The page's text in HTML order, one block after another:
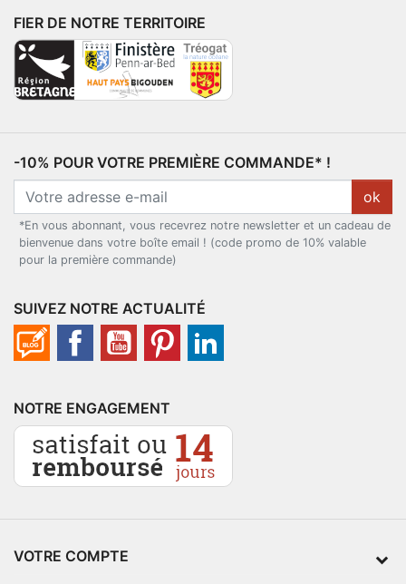
FIER DE NOTRE TERRITOIRE
-10% POUR VOTRE PREMIÈRE COMMANDE* !
ok
*En vous abonnant, vous recevrez notre newsletter et un cadeau de
bienvenue dans votre boîte email ! (code promo de 10% valable
pour la première commande)
SUIVEZ NOTRE ACTUALITÉ
NOTRE ENGAGEMENT
VOTRE COMPTE